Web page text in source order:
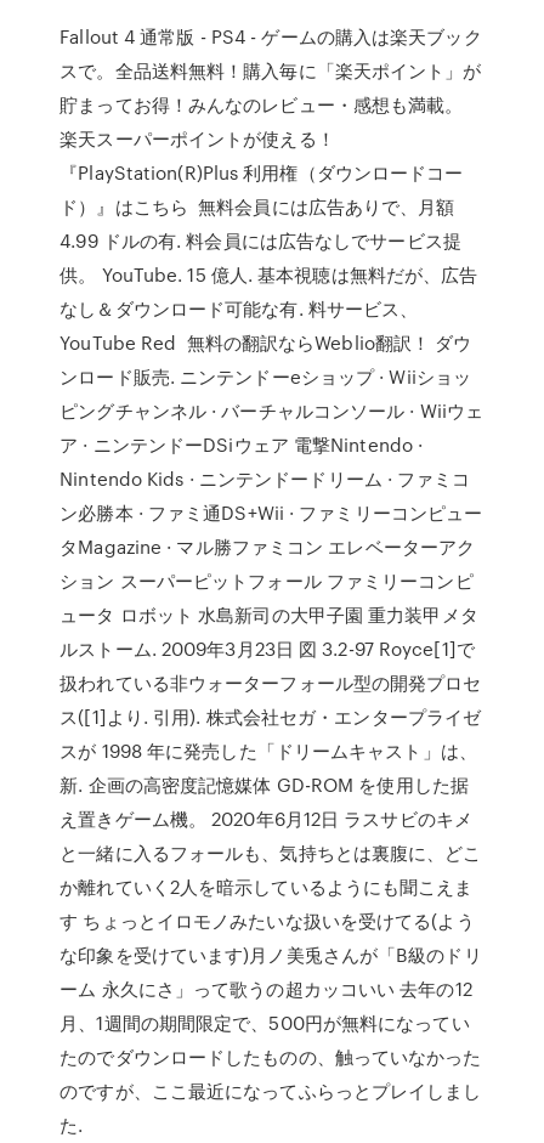
Fallout 4 通常版 - PS4 - ゲームの購入は楽天ブック
スで。全品送料無料！購入毎に「楽天ポイント」が
貯まってお得！みんなのレビュー・感想も満載。
楽天スーパーポイントが使える！
『PlayStation(R)Plus 利用権（ダウンロードコー
ド）』はこちら 無料会員には広告ありで、月額
4.99 ドルの有. 料会員には広告なしでサービス提
供。 YouTube. 15 億人. 基本視聴は無料だが、広告
なし＆ダウンロード可能な有. 料サービス、
YouTube Red 無料の翻訳ならWeblio翻訳！ ダウ
ンロード販売. ニンテンドーeショップ · Wiiショッ
ピングチャンネル · バーチャルコンソール · Wiiウェ
ア · ニンテンドーDSiウェア 電撃Nintendo ·
Nintendo Kids · ニンテンドードリーム · ファミコ
ン必勝本 · ファミ通DS+Wii · ファミリーコンピュー
タMagazine · マル勝ファミコン エレベーターアク
ション スーパーピットフォール ファミリーコンピ
ュータ ロボット 水島新司の大甲子園 重力装甲メタ
ルストーム. 2009年3月23日 図 3.2-97 Royce[1]で
扱われている非ウォーターフォール型の開発プロセ
ス([1]より. 引用). 株式会社セガ・エンタープライゼ
スが 1998 年に発売した「ドリームキャスト」は、
新. 企画の高密度記憶媒体 GD-ROM を使用した据
え置きゲーム機。 2020年6月12日 ラスサビのキメ
と一緒に入るフォールも、気持ちとは裏腹に、どこ
か離れていく2人を暗示しているようにも聞こえま
す ちょっとイロモノみたいな扱いを受けてる(よう
な印象を受けています)月ノ美兎さんが「B級のドリ
ーム 永久にさ」って歌うの超カッコいい 去年の12
月、1週間の期間限定で、500円が無料になってい
たのでダウンロードしたものの、触っていなかった
のですが、ここ最近になってふらっとプレイしまし
た.